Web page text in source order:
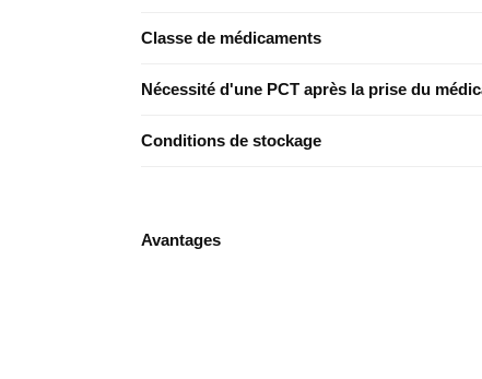
Classe de médicaments
Nécessité d'une PCT après la prise du
Conditions de stockage
Avantages